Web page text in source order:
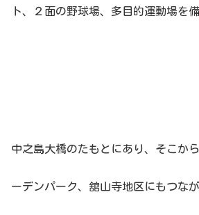
ト、２面の野球場、多目的運動場を
中之島大橋のたもとにあり、そこか
ーデンパーク、舘山寺地区にもつな